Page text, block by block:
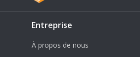
Entreprise
À propos de nous